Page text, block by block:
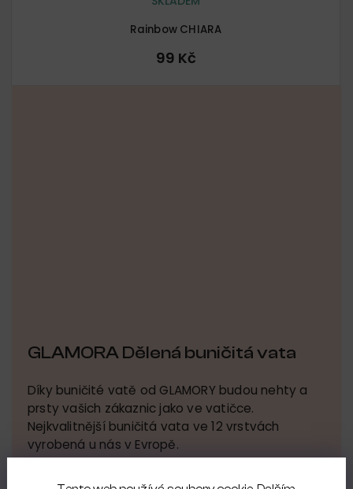
Rainbow CHIARA
99 Kč
GLAMORA Dělená buničitá vata
Díky buničité vatě od GLAMORY budou nehty a
prsty vašich zákaznic jako ve vatičce.
Nejkvalitnější buničitá vata ve 12 vrstvách
vyrobená u nás v Evropě.